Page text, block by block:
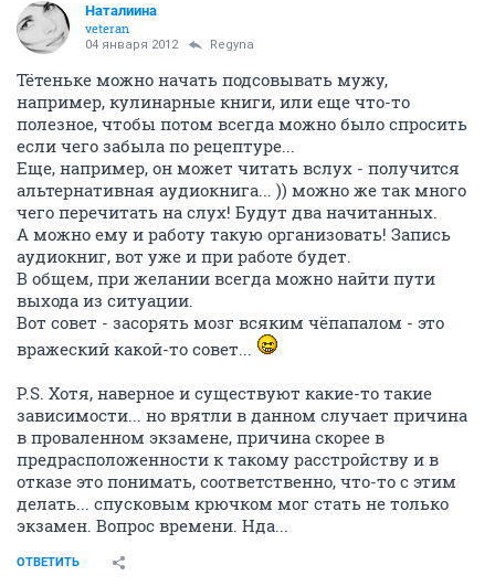
Наталиина
veteran
04 января 2012 Regyna
Тётеньке можно начать подсовывать мужу,
например, кулинарные книги, или еще что-то
полезное, чтобы потом всегда можно было спросить
если чего забыла по рецептуре...
Еще, например, он может читать вслух - получится
альтернативная аудиокнига... )) можно же так много
чего перечитать на слух! Будут два начитанных.
А можно ему и работу такую организовать! Запись
аудиокниг, вот уже и при работе будет.
В общем, при желании всегда можно найти пути
выхода из ситуации.
Вот совет - засорять мозг всяким чёпапалом - это
вражеский какой-то совет...
P.S. Хотя, наверное и существуют какие-то такие
зависимости... но врятли в данном случает причина
в проваленном экзамене, причина скорее в
предрасположенности к такому расстройству и в
отказе это понимать, соответственно, что-то с этим
делать... спусковым крючком мог стать не только
экзамен. Вопрос времени. Нда...
ОТВЕТИТЬ